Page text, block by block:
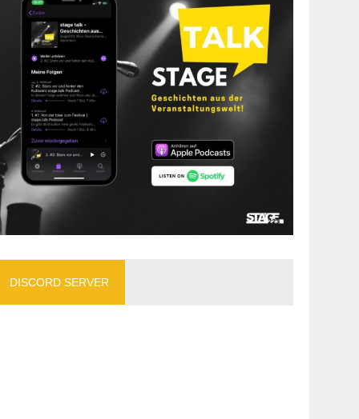
DISCORD SERVER